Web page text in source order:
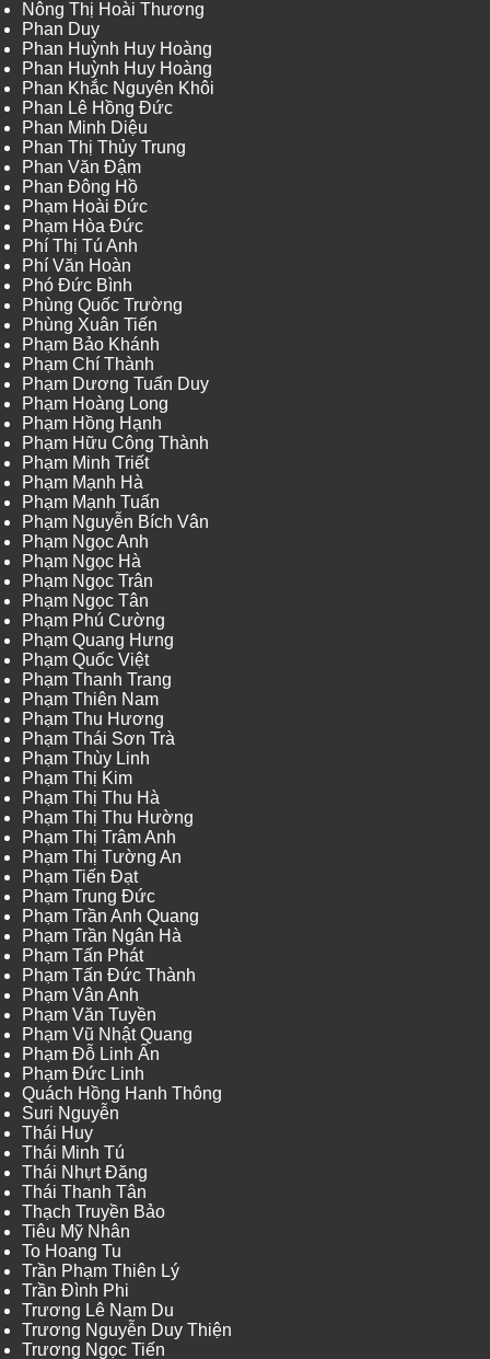
Nông Thị Hoài Thương
Phan Duy
Phan Huỳnh Huy Hoàng
Phan Huỳnh Huy Hoàng
Phan Khắc Nguyên Khôi
Phan Lê Hồng Đức
Phan Minh Diệu
Phan Thị Thủy Trung
Phan Văn Đậm
Phan Đông Hồ
Phạm Hoài Đức
Phạm Hòa Đức
Phí Thị Tú Anh
Phí Văn Hoàn
Phó Đức Bình
Phùng Quốc Trường
Phùng Xuân Tiến
Phạm Bảo Khánh
Phạm Chí Thành
Phạm Dương Tuấn Duy
Phạm Hoàng Long
Phạm Hồng Hạnh
Phạm Hữu Công Thành
Phạm Minh Triết
Phạm Mạnh Hà
Phạm Mạnh Tuấn
Phạm Nguyễn Bích Vân
Phạm Ngọc Anh
Phạm Ngọc Hà
Phạm Ngọc Trân
Phạm Ngọc Tân
Phạm Phú Cường
Phạm Quang Hưng
Phạm Quốc Việt
Phạm Thanh Trang
Phạm Thiên Nam
Phạm Thu Hương
Phạm Thái Sơn Trà
Phạm Thùy Linh
Phạm Thị Kim
Phạm Thị Thu Hà
Phạm Thị Thu Hường
Phạm Thị Trâm Anh
Phạm Thị Tường An
Phạm Tiến Đạt
Phạm Trung Đức
Phạm Trần Anh Quang
Phạm Trần Ngân Hà
Phạm Tấn Phát
Phạm Tấn Đức Thành
Phạm Vân Anh
Phạm Văn Tuyền
Phạm Vũ Nhật Quang
Phạm Đỗ Linh Ấn
Phạm Đức Linh
Quách Hồng Hanh Thông
Suri Nguyễn
Thái Huy
Thái Minh Tú
Thái Nhựt Đăng
Thái Thanh Tân
Thạch Truyền Bảo
Tiêu Mỹ Nhân
To Hoang Tu
Trần Phạm Thiên Lý
Trần Đình Phi
Trương Lê Nam Du
Trương Nguyễn Duy Thiện
Trương Ngọc Tiến